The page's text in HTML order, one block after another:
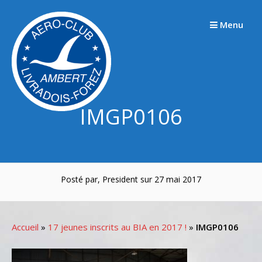
contenu
Menu
IMGP0106
Posté par, President sur 27 mai 2017
Accueil » 17 jeunes inscrits au BIA en 2017 ! » IMGP0106